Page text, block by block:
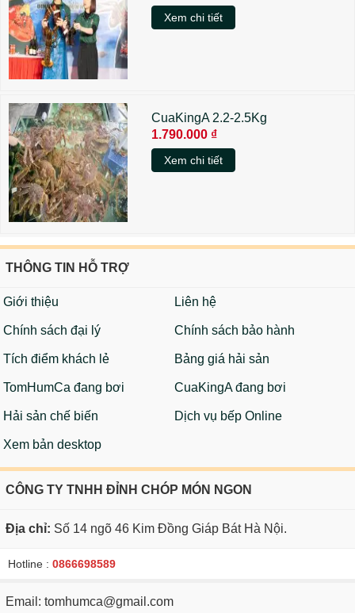
Xem chi tiết
CuaKingA 2.2-2.5Kg
1.790.000 ₫
Xem chi tiết
THÔNG TIN HỖ TRỢ
Giới thiệu Liên hệ
Chính sách đại lý Chính sách bảo hành
Tích điểm khách lẻ Bảng giá hải sản
TomHumCa đang bơi CuaKingA đang bơi
Hải sản chế biến Dịch vụ bếp Online
Xem bản desktop
CÔNG TY TNHH ĐỈNH CHÓP MÓN NGON
Địa chỉ: Số 14 ngõ 46 Kim Đồng Giáp Bát Hà Nội.
Hotline : 0866698589
Email: tomhumca@gmail.com